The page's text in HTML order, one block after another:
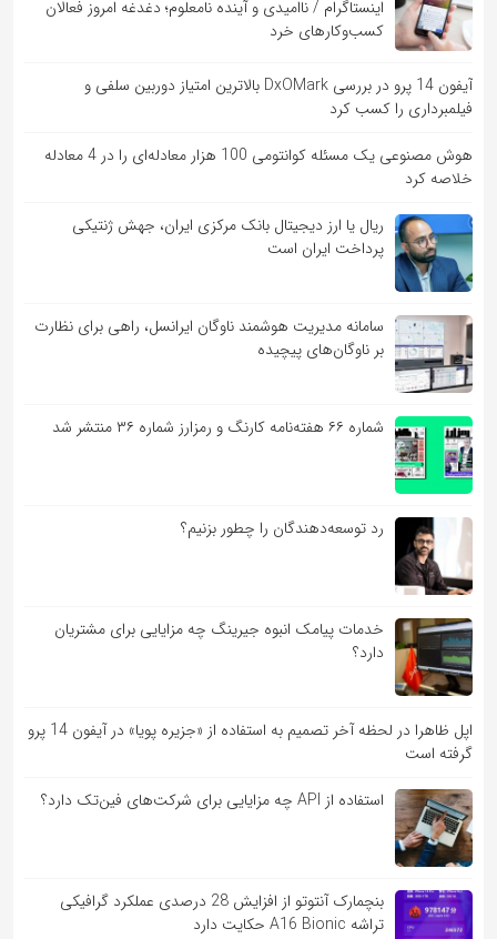
اینستاگرام / ناامیدی و آینده نامعلوم؛ دغدغه امروز فعالان
کسب‌وکارهای خرد
آیفون 14 پرو در بررسی DxOMark بالاترین امتیاز دوربین سلفی و
فیلمبرداری را کسب کرد
هوش مصنوعی یک مسئله کوانتومی 100 هزار معادله‌‎ای را در 4 معادله
خلاصه کرد
ریال یا ارز دیجیتال بانک مرکزی ایران، جهش ژنتیکی
پرداخت ایران است
سامانه مدیریت هوشمند ناوگان ایرانسل، راهی برای نظارت
بر ناوگان‌های پیچیده
شماره ۶۶ هفته‌نامه کارنگ و رمزارز شماره ۳۶ منتشر شد
رد توسعه‌دهندگان را چطور بزنیم؟
خدمات پیامک انبوه جیرینگ چه مزایایی برای مشتریان
دارد؟
اپل ظاهرا در لحظه آخر تصمیم به استفاده از «جزیره پویا» در آیفون 14 پرو
گرفته است
استفاده از API چه مزایایی برای شرکت‌های فین‌تک دارد؟
بنچمارک آنتوتو از افزایش 28 درصدی عملکرد گرافیکی
تراشه A16 Bionic حکایت دارد